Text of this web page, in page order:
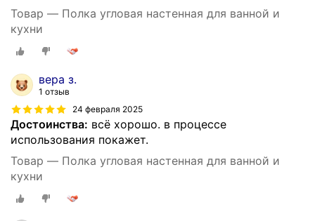
Товар — Полка угловая настенная для ванной и
кухни
вера з.
1 отзыв
24 февраля 2025
Достоинства: всё хорошо. в процессе
использования покажет.
Товар — Полка угловая настенная для ванной и
кухни